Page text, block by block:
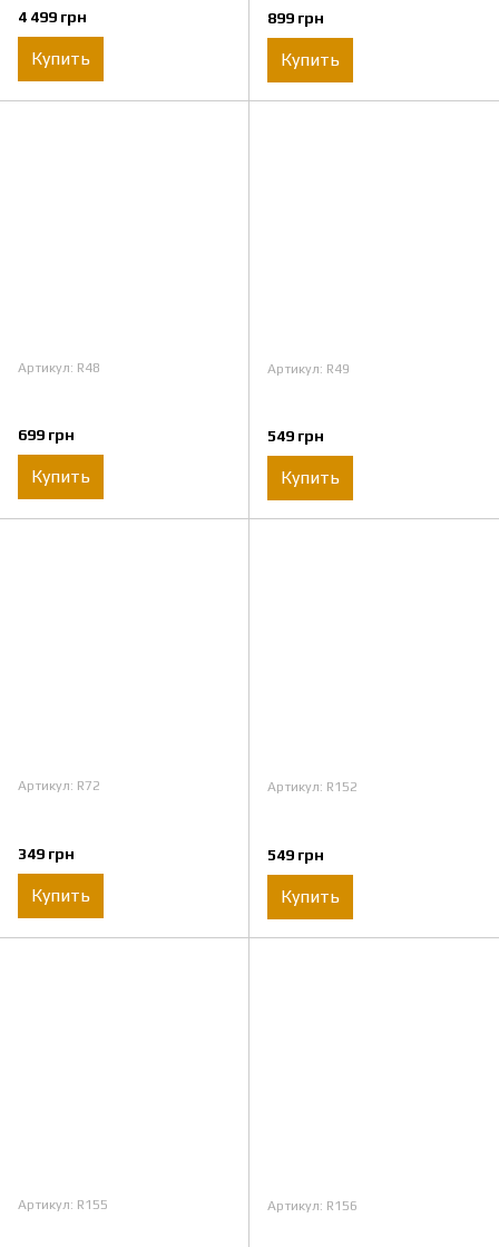
пикника для пикника.
4 499 грн
Купить
899 грн
Купить
Артикул: R48
699 грн
Купить
Артикул: R49
549 грн
Купить
Артикул: R72
349 грн
Купить
Артикул: R152
549 грн
Купить
Артикул: R155 Артикул: R156